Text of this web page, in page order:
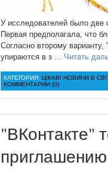
У исследователей было две
Первая предполагала, что
Согласно второму варианту,
упираются в з ... Читать
КАТЕГОРИЯ: ЦІКАВІ НОВИНИ В
КОММЕНТАРИИ (0)
"ВКонтакте"
приглашению